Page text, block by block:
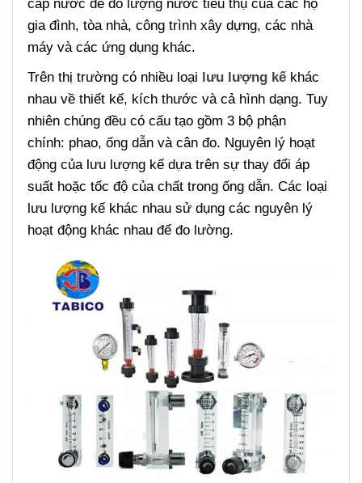
cấp nước để đo lượng nước tiêu thụ của các hộ
gia đình, tòa nhà, công trình xây dựng, các nhà
máy và các ứng dụng khác.
Trên thị trường có nhiều loại lưu lượng kếkhác
nhau về thiết kế, kích thước và cả hình dạng. Tuy
nhiên chúng đều có cấu tạo gồm 3 bộ phận
chính: phao, ống dẫn và cân đo. Nguyên lý hoạt
động của lưu lượng kế dựa trên sự thay đổi áp
suất hoặc tốc độ của chất trong ống dẫn. Các loại
lưu lượng kế khác nhau sử dụng các nguyên lý
hoạt động khác nhau để đo lường.